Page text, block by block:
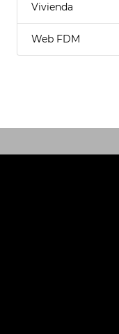
Vivienda
Web FDM